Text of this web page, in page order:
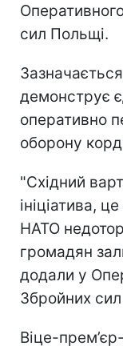
сил Польщі.
демонструє
оперативно
оборону
"Східний
ініціатива,
НАТО
громадян
додали у
Збройних
Віце-прем’єр-